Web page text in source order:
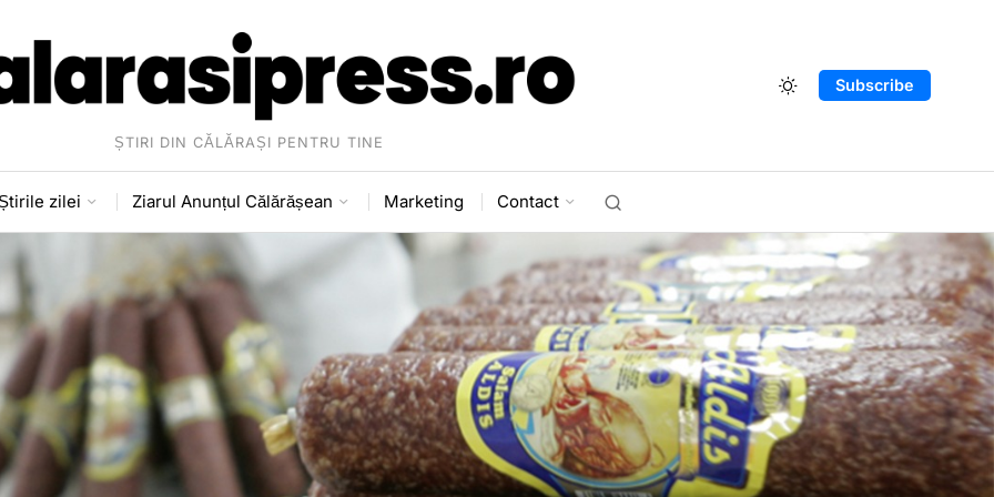
ȘTIRI DIN CĂLĂRAȘI PENTRU TINE
Subscribe
zilei Ziarul Anunțul Călărășean Marketing Contact